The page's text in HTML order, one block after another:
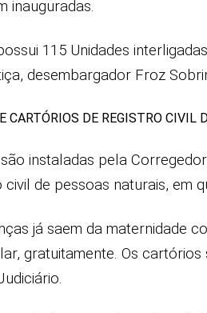
inauguradas.
115 Unidades
desembargador Froz
CARTÓRIOS DE REGISTRO CIVIL
instaladas pela
de pessoas naturais, em
já saem da maternidade
gratuitamente. Os